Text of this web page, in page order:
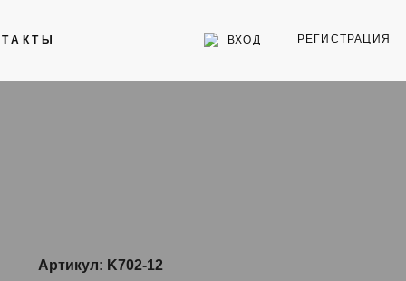
ВХОД РЕГИСТРАЦИЯ
Артикул: K702-12